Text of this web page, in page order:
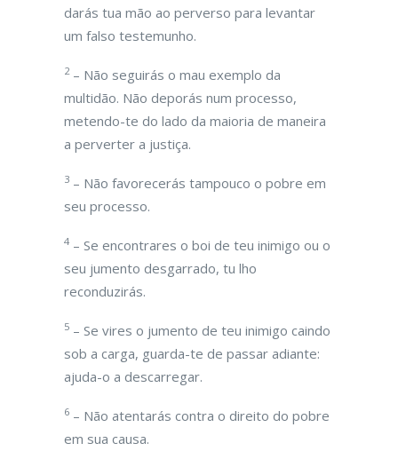
darás tua mão ao perverso para levantar
um falso testemunho.
2– Não seguirás o mau exemplo da
multidão. Não deporás num processo,
metendo-te do lado da maioria de maneira
a perverter a justiça.
3 – Não favorecerás tampouco o pobre em
seu processo.
4 – Se encontrares o boi de teu inimigo ou o
seu jumento desgarrado, tu lho
reconduzirás.
5 – Se vires o jumento de teu inimigo caindo
sob a carga, guarda-te de passar adiante:
ajuda-o a descarregar.
6 – Não atentarás contra o direito do pobre
em sua causa.